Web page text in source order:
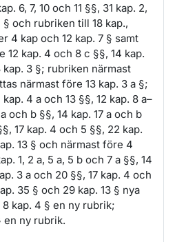
6, 7, 10 och 11 §§, 31 kap. 2,
§ och rubriken till 18 kap.,
4 kap och 12 kap. 7 § samt
12 kap. 4 och 8 c §§, 14 kap.
kap. 3 §; rubriken närmast
närmast före 13 kap. 3 a §;
4 a och 13 §§, 12 kap. 8 a–
och b §§, 14 kap. 17 a och b
17 kap. 4 och 5 §§, 22 kap.
13 § och närmast före 4
1, 2 a, 5 a, 5 b och 7 a §§, 14
3 a och 20 §§, 17 kap. 4 och
35 § och 29 kap. 13 § nya
kap. 4 § en ny rubrik;
en ny rubrik.